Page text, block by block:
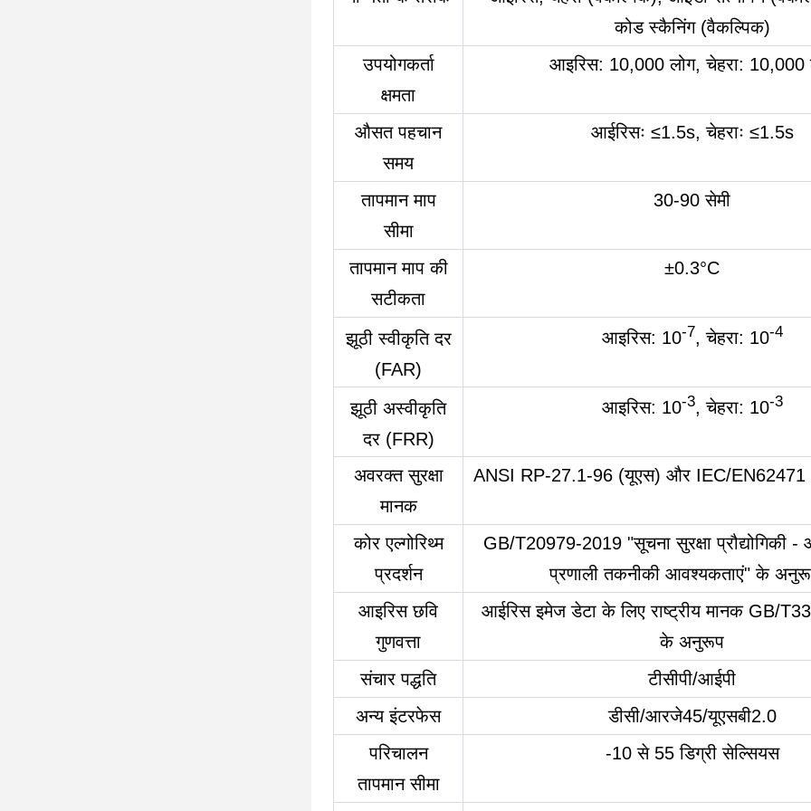
कोड स्कैनिंग (वैकल्पिक)
उपयोगकर्ता
क्षमता
आइरिस: 10,000 लोग, चेहरा: 10,000
औसत पहचान
समय
आईरिसः ≤1.5s, चेहराः ≤1.5s
तापमान माप
सीमा
30-90 सेमी
तापमान माप की
सटीकता
±0.3°C
झूठी स्वीकृति दर
(FAR)
आइरिस: 10-7, चेहरा: 10-4
झूठी अस्वीकृति
दर (FRR)
आइरिस: 10-3, चेहरा: 10-3
अवरक्त सुरक्षा
मानक
ANSI RP-27.1-96 (यूएस) और IEC/
कोर एल्गोरिथ्म
प्रदर्शन
GB/T20979-2019 "सूचना सुरक्षा प्रौद्योगिकी -
प्रणाली तकनीकी आवश्यकताएं" के
आइरिस छवि
गुणवत्ता
आईरिस इमेज डेटा के लिए राष्ट्रीय मानक GB/
के अनुरूप
संचार पद्धति
टीसीपी/आईपी
अन्य इंटरफेस
डीसी/आरजे45/यूएसबी2.0
परिचालन
तापमान सीमा
-10 से 55 डिग्री सेल्सियस